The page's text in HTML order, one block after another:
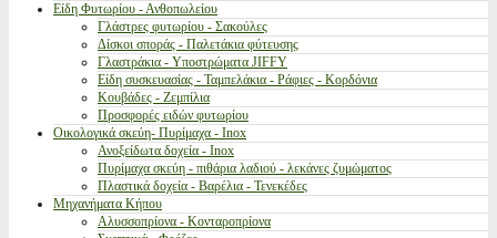
Είδη Φυτωρίου - Ανθοπωλείου
Γλάστρες φυτωρίου - Σακούλες
Δίσκοι σποράς - Παλετάκια φύτευσης
Γλαστράκια - Υποστρώματα JIFFY
Είδη συσκευασίας - Ταμπελάκια - Ράφιες - Κορδόνια
Κουβάδες - Ζεμπίλια
Προσφορές ειδών φυτωρίου
Οικολογικά σκεύη- Πυρίμαχα - Inox
Ανοξείδωτα δοχεία - Inox
Πυρίμαχα σκεύη - πιθάρια λαδιού - λεκάνες ζυμώματος
Πλαστικά δοχεία - Βαρέλια - Τενεκέδες
Μηχανήματα Κήπου
Αλυσσοπρίονα - Κονταροπρίονα